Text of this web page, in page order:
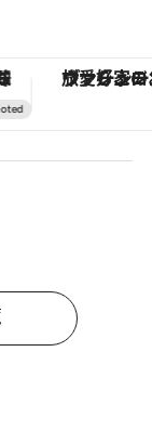
味 ヴァシュロン・コンスタンタ